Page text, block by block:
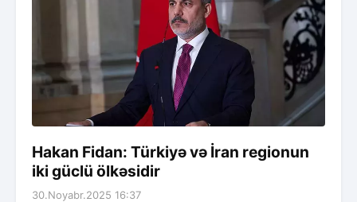
Hakan Fidan: Türkiyə və İran regionun
iki güclü ölkəsidir
30.Noyabr.2025 16:37